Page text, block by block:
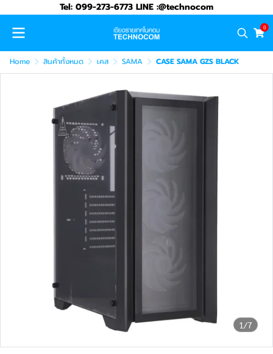
Tel: 099-273-6773 LINE :@technocom
0
Home สินค้าทั้งหมด เคส SAMA CASE SAMA GZS BLACK
1/7